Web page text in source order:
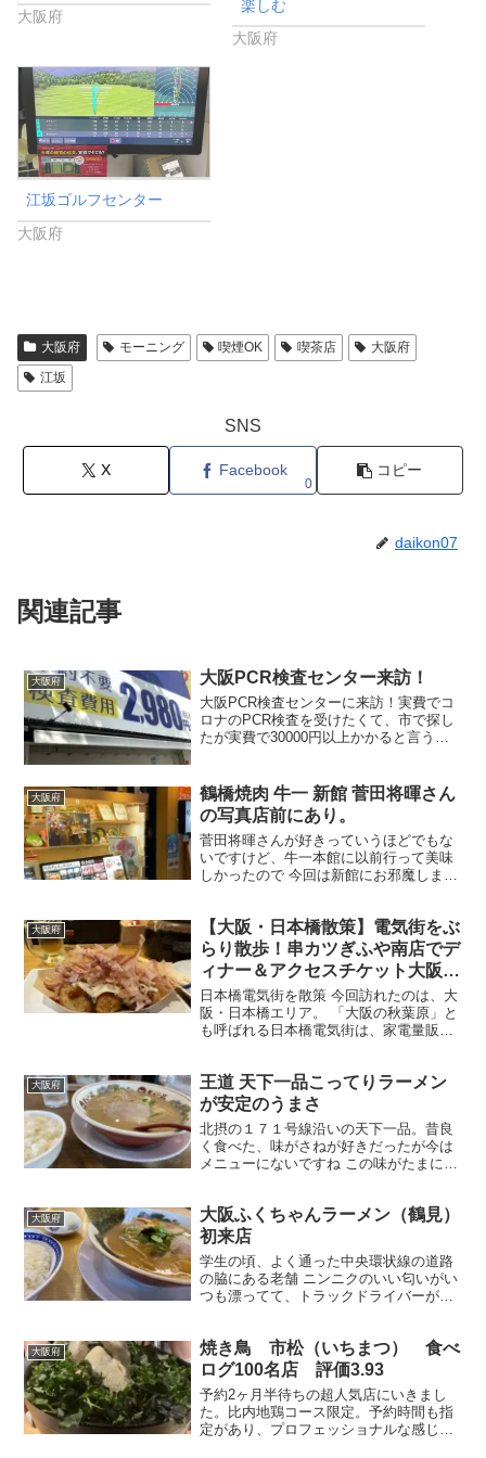
大阪府
楽しむ
大阪府
江坂ゴルフセンター
大阪府
大阪府 モーニング 喫煙OK 喫茶店
大阪府
江坂
SNS
X Facebook
0
コピー
daikon07
関連記事
大阪府 大阪PCR検査センター来訪！
大阪PCR検査センターに来訪！実費でコ
ロナのPCR検査を受けたくて、市で探し
たが実費で30000円以上かかると言うこ
るところ発見！電話はつながらず、並ば
ないといけないが、当日（お急ぎ便）
5980円でWEB上で検査結果がわかるの
で、ぜひお急ぎで費用かけたくない方は
行ってみてください
大阪府
鶴橋焼肉 牛一 新館 菅田将暉さん
の写真店前にあり。
菅田将暉さんが好きっていうほどでもな
いですけど、牛一本館に以前行って美味
しかったので 今回は新館にお邪魔しまし
な。JR鶴橋駅・近鉄各線鶴橋駅・地下鉄
千日前線 鶴橋駅から...
大阪府
【大阪・日本橋散策】電気街をぶ
らり散歩！串カツぎふや南店でデ
ィナー＆アクセスチケット大阪な
んば本店でQUOカードを換金し
た一日
日本橋電気街を散策 今回訪れたのは、大
阪・日本橋エリア。 「大阪の秋葉原」と
も呼ばれる日本橋電気街は、家電量販店
いているだけでもワクワクする街です。
オタロード周辺では最...
大阪府
王道 天下一品こってりラーメン
が安定のうまさ
北摂の１７１号線沿いの天下一品。昔良
く食べた、味がさねが好きだったが今は
メニューにないですね この味がたまにた
と思ってたのですが、天下一品のラーメ
ン店は替え玉が存...
大阪府
大阪ふくちゃんラーメン（鶴見）
初来店
学生の頃、よく通った中央環状線の道路
の脇にある老舗 ニンニクのいい匂いがい
つも漂ってて、トラックドライバーがよ
大阪ふくちゃんラーメン鶴見店 住所：大
阪府大東市諸福8...
大阪府
焼き鳥 市松（いちまつ） 食べ
ログ100名店 評価3.93
予約2ヶ月半待ちの超人気店にいきまし
た。比内地鶏コース限定。予約時間も指
定があり、プロフェッショナルな感じの